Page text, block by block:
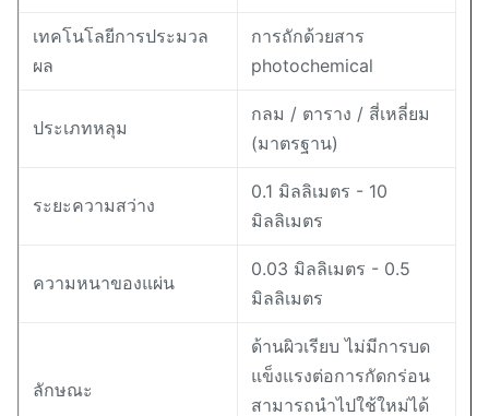
เทคโนโลยีการประมวล
ผล
การถักด้วยสาร
photochemical
ประเภทหลุม
กลม / ตาราง / สี่เหลี่ยม
(มาตรฐาน)
ระยะความสว่าง
0.1 มิลลิเมตร - 10
มิลลิเมตร
ความหนาของแผ่น
0.03 มิลลิเมตร - 0.5
มิลลิเมตร
ลักษณะ
ด้านผิวเรียบ ไม่มีการบด
แข็งแรงต่อการกัดกร่อน
สามารถนําไปใช้ใหม่ได้